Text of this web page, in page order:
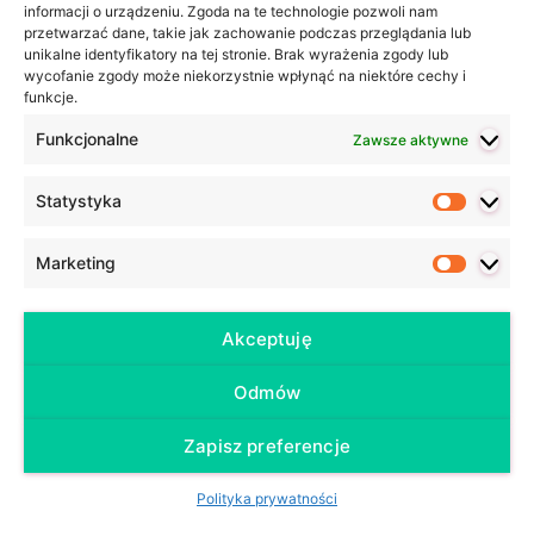
informacji o urządzeniu. Zgoda na te technologie pozwoli nam
przetwarzać dane, takie jak zachowanie podczas przeglądania lub
unikalne identyfikatory na tej stronie. Brak wyrażenia zgody lub
wycofanie zgody może niekorzystnie wpłynąć na niektóre cechy i
funkcje.
Funkcjonalne Zawsze aktywne
Statystyka
Marketing
Akceptuję
Odmów
Zapisz preferencje
Polityka prywatności
propozycji
Codzienny niemiecki – podsumowanie akcji
Ostatnie wpisy
Co pomaga w nauce języka niemieckiego (i nie tylko)?
50 podstawowych przymiotników w języku niemieckim –
Futur I, czyli czas przyszły w języku niemieckim
Angelika Griner – Trener Języka Niemieckiego /
Niemiecki Katowice2026 / Realizacja: Media in
Motion